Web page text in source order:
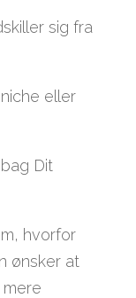
sig fra
eller
Dit
hvorfor
ønsker at